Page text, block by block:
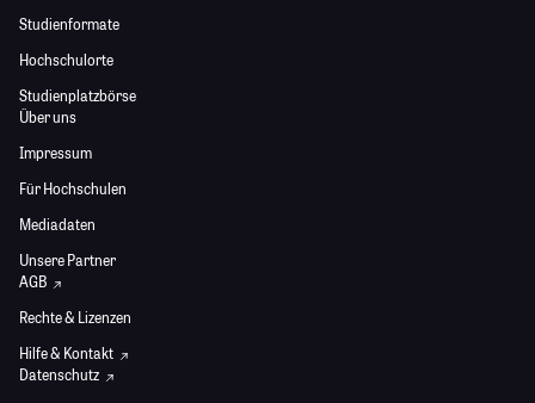
Studienformate
Hochschulorte
Studienplatzbörse
Über uns
Impressum
Für Hochschulen
Mediadaten
Unsere Partner
AGB
Rechte & Lizenzen
Hilfe & Kontakt
Datenschutz